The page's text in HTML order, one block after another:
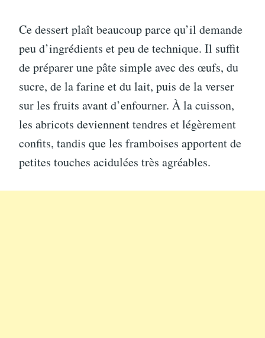
Ce dessert plaît beaucoup parce qu’il demande
peu d’ingrédients et peu de technique. Il suffit
de préparer une pâte simple avec des œufs, du
sucre, de la farine et du lait, puis de la verser
sur les fruits avant d’enfourner. À la cuisson,
les abricots deviennent tendres et légèrement
confits, tandis que les framboises apportent de
petites touches acidulées très agréables.